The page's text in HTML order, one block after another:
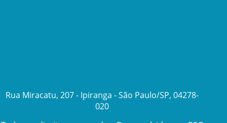
Rua Miracatu, 207 - Ipiranga - São Paulo/SP, 04278-
020